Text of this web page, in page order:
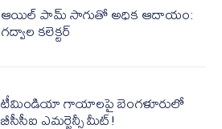
ఆయిల్ పామ్ సాగుతో అధిక ఆదాయం:
గద్వాల కలెక్టర్
టీమిండియా గాయాలపై బెంగళూరులో
బీసీసీఐ ఎమర్జెన్సీ మీట్!